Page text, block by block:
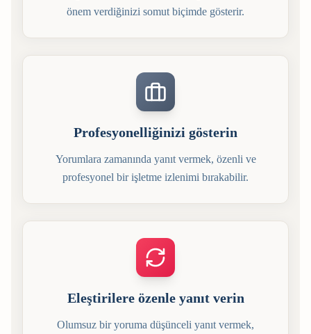
önem verdiğinizi somut biçimde gösterir.
Profesyonelliğinizi gösterin
Yorumlara zamanında yanıt vermek, özenli ve
profesyonel bir işletme izlenimi bırakabilir.
Eleştirilere özenle yanıt verin
Olumsuz bir yoruma düşünceli yanıt vermek,